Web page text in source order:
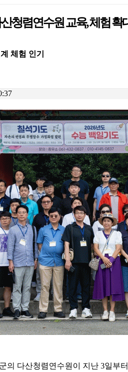
청렴연수원 교육, 체험 확
체험 인기
의 다산청렴연수원이 지난 3일부